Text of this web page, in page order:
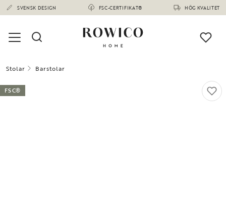
SVENSK DESIGN FSC-CERTIFIKAT® HÖG KVALITET
Stolar Barstolar
FSC®